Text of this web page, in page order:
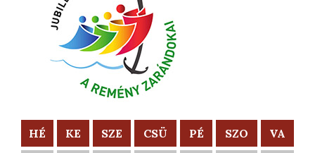
HÉ KE SZE CSÜ PÉ SZO VA